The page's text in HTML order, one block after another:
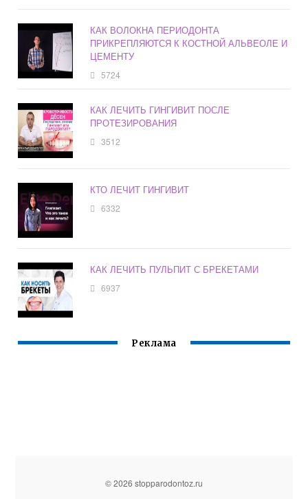
КАК ВОЛОКНА ПЕРИОДОНТА
ПРИКРЕПЛЯЮТСЯ К КОСТНОЙ АЛЬВЕОЛЕ И
ЦЕМЕНТУ
5724
КАК ЛЕЧИТЬ ГИНГИВИТ ПОСЛЕ
ПРОТЕЗИРОВАНИЯ
3512
КТО ЛЕЧИТ ГИНГИВИТ
6332
КАК ЛЕЧИТЬ ПУЛЬПИТ С БРЕКЕТАМИ
6937
Реклама
© 2026 stopparodontoz.ru